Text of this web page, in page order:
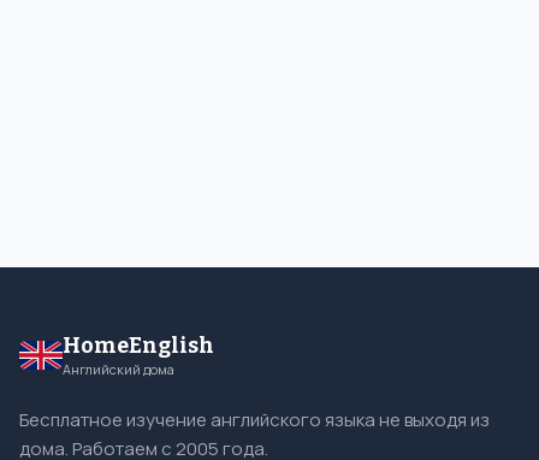
HomeEnglish
Английский дома
Бесплатное изучение английского языка не выходя из
дома. Работаем с 2005 года.